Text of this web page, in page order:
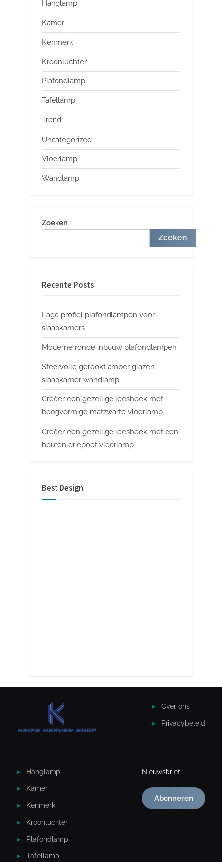
Hanglamp
Kamer
Kenmerk
Kroonluchter
Plafondlamp
Tafellamp
Trend
Uncategorized
Vloerlamp
Wandlamp
Zoeken
Zoeken
Recente Posts
Lage profiel plafondlampen voor
slaapkamers
Moderne ronde inbouw plafondlampen
Sfeervolle gerookt amber glazen
slaapkamer wandlamp
Creëer een gezellige leeshoek met
boogvormige matzwarte vloerlamp
Creëer een gezellige leeshoek met een
houten driepoot vloerlamp
Best Design
Over ons
Privacybeleid
Hanglamp
Kamer
Kenmerk
Kroonluchter
Plafondlamp
Tafellamp
Nieuwsbrief
Abonneren